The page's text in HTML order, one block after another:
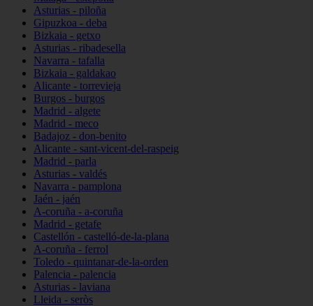
Asturias - piloña
Gipuzkoa - deba
Bizkaia - getxo
Asturias - ribadesella
Navarra - tafalla
Bizkaia - galdakao
Alicante - torrevieja
Burgos - burgos
Madrid - algete
Madrid - meco
Badajoz - don-benito
Alicante - sant-vicent-del-raspeig
Madrid - parla
Asturias - valdés
Navarra - pamplona
Jaén - jaén
A-coruña - a-coruña
Madrid - getafe
Castellón - castelló-de-la-plana
A-coruña - ferrol
Toledo - quintanar-de-la-orden
Palencia - palencia
Asturias - laviana
Lleida - seròs